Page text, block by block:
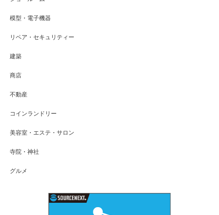
模型・電子機器
リペア・セキュリティー
建築
商店
不動産
コインランドリー
美容室・エステ・サロン
寺院・神社
グルメ